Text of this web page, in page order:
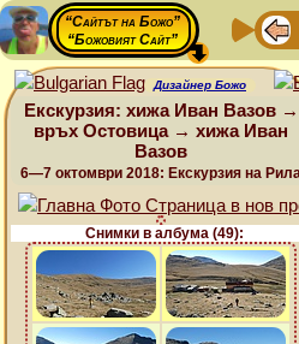
“Сайтът на Божо”
“Божовият Сайт”
Дизайнер Божо
Екскурзия: хижа Иван Вазов →
връх Остовица → хижа Иван
Вазов
6—7 октомври 2018: Екскурзия на
Снимки в албума (49):